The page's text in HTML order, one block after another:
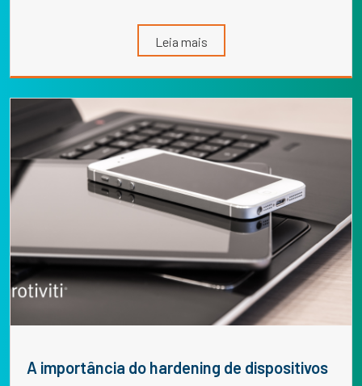
Leia mais
A importância do hardening de dispositivos